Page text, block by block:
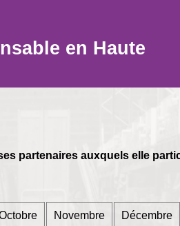
en Haute
partenaires auxquels elle
Novembre Décembre